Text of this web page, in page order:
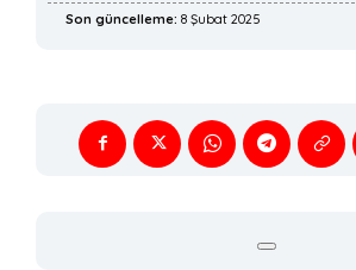
Son güncelleme: 8 Şubat 2025